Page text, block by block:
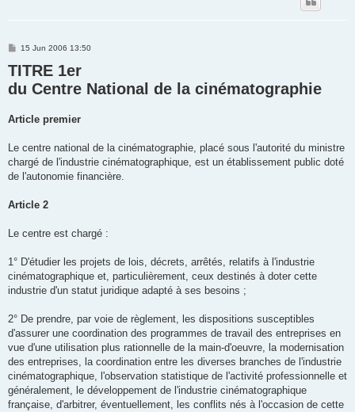
P
s
t
15 Jun 2006 13:50
TITRE 1er
du Centre National de la cinématographie
Article premier
Le centre national de la cinématographie, placé sous l'autorité du ministre
chargé de l'industrie cinématographique, est un établissement public doté
de l'autonomie financière.
Article 2
Le centre est chargé :
1° D'étudier les projets de lois, décrets, arrêtés, relatifs à l'industrie
cinématographique et, particulièrement, ceux destinés à doter cette
industrie d'un statut juridique adapté à ses besoins ;
2° De prendre, par voie de règlement, les dispositions susceptibles
d'assurer une coordination des programmes de travail des entreprises en
vue d'une utilisation plus rationnelle de la main-d'oeuvre, la modernisation
des entreprises, la coordination entre les diverses branches de l'industrie
cinématographique, l'observation statistique de l'activité professionnelle et
généralement, le développement de l'industrie cinématographique
française, d'arbitrer, éventuellement, les conflits nés à l'occasion de cette